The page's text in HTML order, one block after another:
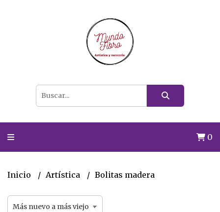
0
Inicio Artística Bolitas madera